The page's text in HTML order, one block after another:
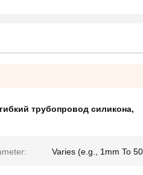
трубопровод силикона,
Varies (e.g., 1mm To